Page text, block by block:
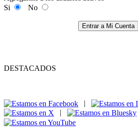
Si
No
Entrar a Mi Cuenta
DESTACADOS
|
|